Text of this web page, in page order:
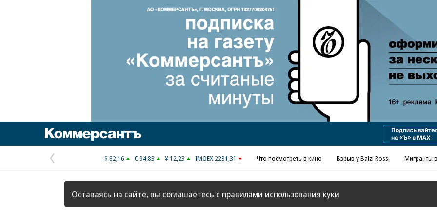
Предыдущая
страница
$ 82,16 € 94,83 ¥ 12,23 IMOEX 2281,31 Что посмотреть в кино Взрыв у Balzi Rossi Мигранты
Оставаясь на сайте, вы соглашаетесь с правилами использования куки